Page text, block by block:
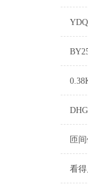
匝
看